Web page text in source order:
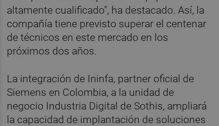
altamente cualificado", ha destacado. Así, la
compañía tiene previsto superar el centenar
de técnicos en este mercado en los
próximos dos años.
La integración de Ininfa, partner oficial de
Siemens en Colombia, a la unidad de
negocio Industria Digital de Sothis, ampliará
la capacidad de implantación de soluciones